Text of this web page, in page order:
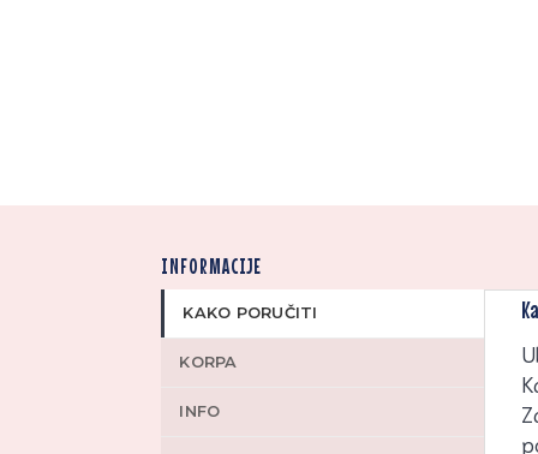
INFORMACIJE
KAKO PORUČITI
KORPA
INFO